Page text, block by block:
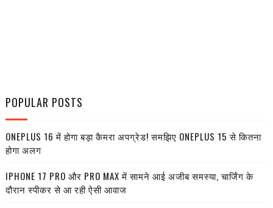
POPULAR POSTS
ONEPLUS 16 में होगा बड़ा कैमरा अपग्रेड! समझिए ONEPLUS 15 से कितना
होगा अलग
IPHONE 17 PRO और PRO MAX में सामने आई अजीब समस्या, चार्जिंग के
दौरान स्पीकर से आ रही ऐसी आवाज